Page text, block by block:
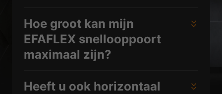
Hoe groot kan mijn
EFAFLEX snellooppoort
maximaal zijn?
Heeft u ook horizontaal